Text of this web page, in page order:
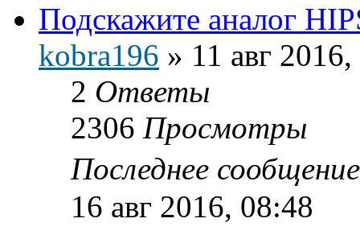
Подскажите аналог
kobra196 » 11 авг
2 Ответы
2306 Просмотры
Последнее
16 авг 2016, 08:48